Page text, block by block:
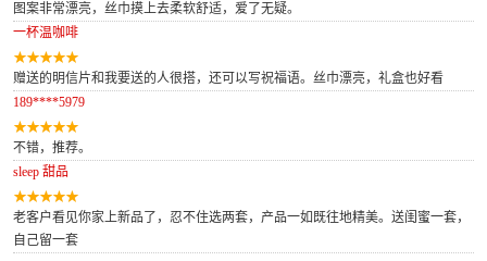
图案非常漂亮，丝巾摸上去柔软舒适，爱了无疑。
一杯温咖啡
赠送的明信片和我要送的人很搭，还可以写祝福语。丝巾漂亮，礼盒也好看
189****5979
不错，推荐。
sleep 甜品
老客户看见你家上新品了，忍不住选两套，产品一如既往地精美。送闺蜜一套，
自己留一套